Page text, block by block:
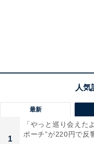
最新
1
「やっと巡り会えた
ポーチ”が220円で反